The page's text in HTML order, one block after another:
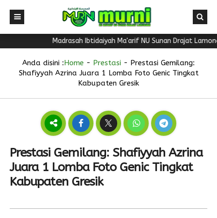
Madrasah Ibtidaiyah Ma'arif NU Sunan Drajat
Anda disini :Home - Prestasi - Prestasi Gemilang:
Shafiyyah Azrina Juara 1 Lomba Foto Genic Tingkat
Kabupaten Gresik
Prestasi Gemilang: Shafiyyah Azrina
Juara 1 Lomba Foto Genic Tingkat
Kabupaten Gresik